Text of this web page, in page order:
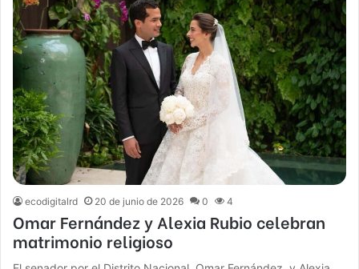
ecodigitalrd 20 de junio de 2026 0 4
Omar Fernández y Alexia Rubio celebran
matrimonio religioso